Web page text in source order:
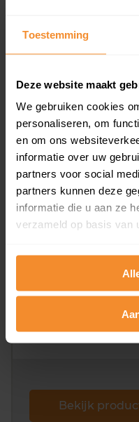
Toestemming
Deze website maakt
We gebruiken cookies
personaliseren, om
en om ons
informatie over uw
partners voor social
partners kunnen deze
informatie die u aan ze
verzameld op basis van
Een overzicht van alle
inclusief een jaar lang
Bekijk
Direct leverbaar
Kadastrale
Alleen globale
Een uitgebreid
omliggende percelen
dit inclusief de
Bekijk